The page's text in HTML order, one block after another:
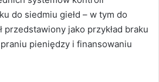
do siedmiu giełd – w tym do
przedstawiony jako przykład braku
pieniędzy i finansowaniu